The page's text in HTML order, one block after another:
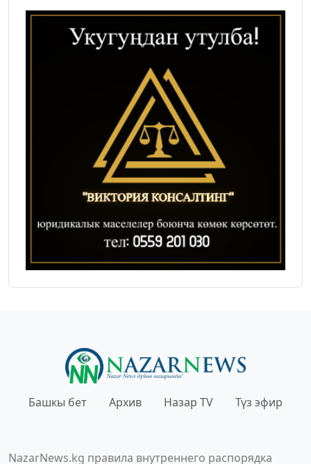
Башкы бет Архив Назар TV Түз эфир
NazarNews.kg правила внутреннего распорядка